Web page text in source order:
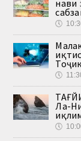
нави
🕔
🕔
Ла-
🕔